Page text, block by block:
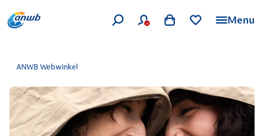
Menu
ANWB Webwinkel